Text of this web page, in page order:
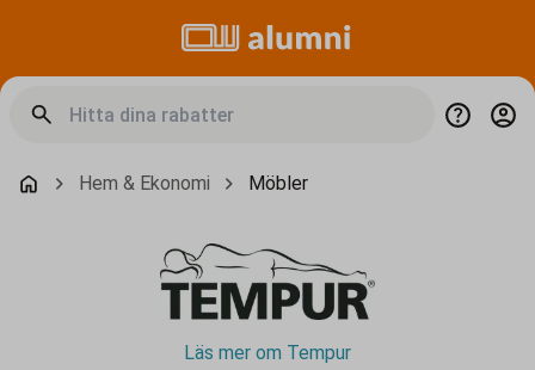
Hem & Ekonomi Möbler
Läs mer om Tempur